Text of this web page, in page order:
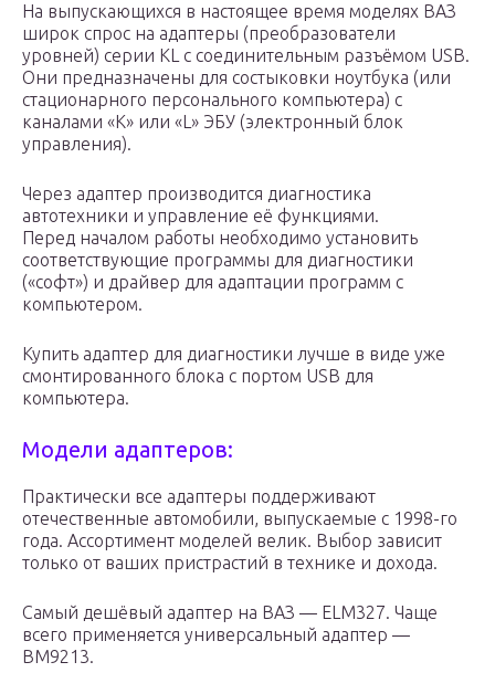
На выпускающихся в настоящее время моделях ВАЗ
широк спрос на адаптеры (преобразователи
уровней) серии KL с соединительным разъёмом USB.
Они предназначены для состыковки ноутбука (или
стационарного персонального компьютера) с
каналами «К» или «L» ЭБУ (электронный блок
управления).
Через адаптер производится диагностика
автотехники и управление её функциями.
Перед началом работы необходимо установить
соответствующие программы для диагностики
(«софт») и драйвер для адаптации программ с
компьютером.
Купить адаптер для диагностики лучше в виде уже
смонтированного блока с портом USB для
компьютера.
Модели адаптеров:
Практически все адаптеры поддерживают
отечественные автомобили, выпускаемые с 1998-го
года. Ассортимент моделей велик. Выбор зависит
только от ваших пристрастий в технике и дохода.
Самый дешёвый адаптер на ВАЗ — ELM327. Чаще
всего применяется универсальный адаптер —
BM9213.